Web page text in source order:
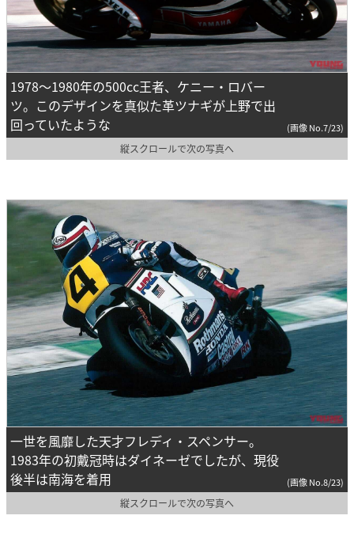
1978〜1980年の500cc王者、ケニー・ロバー
ツ。このデザインを真似た革ツナギが上野で出
回っていたような
(画像 No.7/23)
縦スクロールで次の写真へ
一世を風靡した天才フレディ・スペンサー。
1983年の初戴冠時はダイネーゼでしたが、現役
後半は南海を着用
(画像 No.8/23)
縦スクロールで次の写真へ